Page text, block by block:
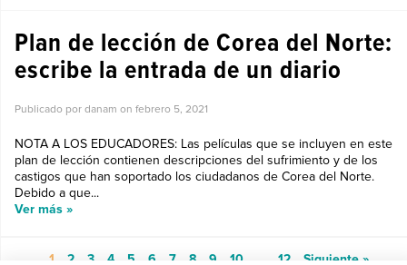
Plan de lección de Corea del Norte:
escribe la entrada de un diario
Publicado por danam on febrero 5, 2021
NOTA A LOS EDUCADORES: Las películas que se incluyen en este
plan de lección contienen descripciones del sufrimiento y de los
castigos que han soportado los ciudadanos de Corea del Norte.
Debido a que...
Ver más »
1 2 3 4 5 6 7 8 9 10 12 Siguiente »